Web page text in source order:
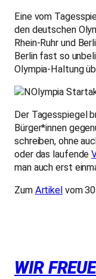
Eine vom
den deutschen
Rhein-Ruhr und
Berlin fast so
Olympia-Haltung
Der Tagesspiegel
Bürger*innen
schreiben, ohne
oder das laufende
man auch erst
Zum Artikel vom
WIR